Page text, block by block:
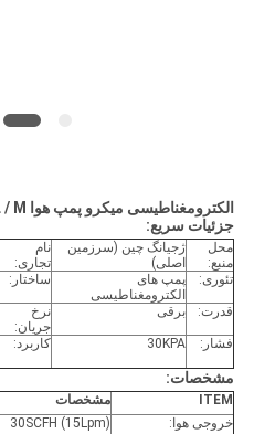
الکترومغناطیسی میکرو پمپ هوا AC 110V 30kPA 15L / M برای جوهر
جزئیات سریع:
محل
منبع:
ژجیانگ چین (سرزمین
اصلی)
نام
تجاری:
تئوری:
پمپ های
الکترومغناطیسی
ساختار:
قدرت:
برقی
نرخ
جریان:
فشار: 30KPA کاربرد:
مشخصات:
ITEM
مشخصات
خروجی هوا:
30SCFH (15Lpm)